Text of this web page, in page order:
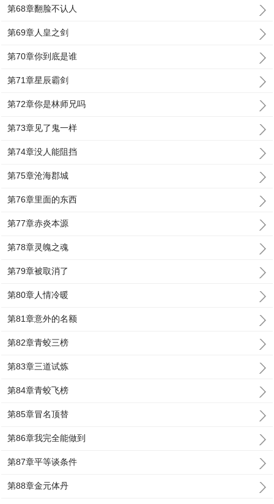
第68章翻脸不认人
第69章人皇之剑
第70章你到底是谁
第71章星辰霸剑
第72章你是林师兄吗
第73章见了鬼一样
第74章没人能阻挡
第75章沧海郡城
第76章里面的东西
第77章赤炎本源
第78章灵魄之魂
第79章被取消了
第80章人情冷暖
第81章意外的名额
第82章青蛟三榜
第83章三道试炼
第84章青蛟飞榜
第85章冒名顶替
第86章我完全能做到
第87章平等谈条件
第88章金元体丹